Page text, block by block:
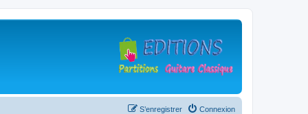
Connexion
S’enregistrer